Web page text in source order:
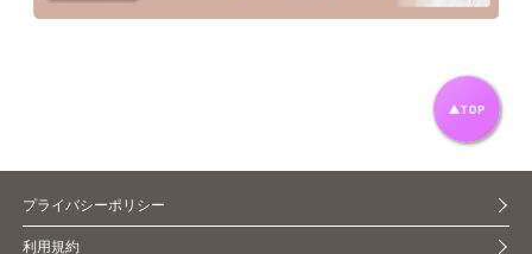
プライバシーポリシー
利用規約